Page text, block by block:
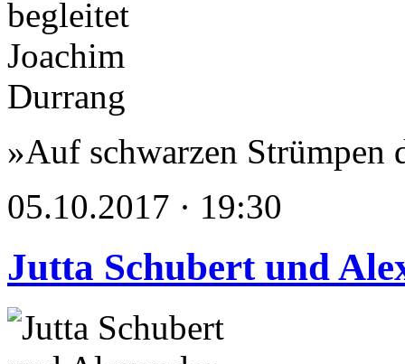
»Auf schwarzen Strümpen
05.10.2017 · 19:30
Jutta Schubert und